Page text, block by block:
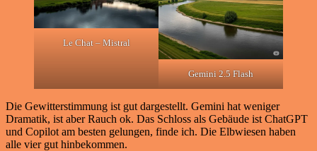
Le Chat – Mistral
Gemini 2.5 Flash
Die Gewitterstimmung ist gut dargestellt. Gemini hat weniger
Dramatik, ist aber Rauch ok. Das Schloss als Gebäude ist ChatGPT
und Copilot am besten gelungen, finde ich. Die Elbwiesen haben
alle vier gut hinbekommen.